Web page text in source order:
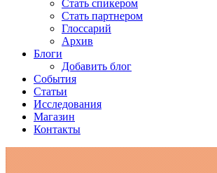
Стать спикером
Стать партнером
Глоссарий
Архив
Блоги
Добавить блог
События
Статьи
Исследования
Магазин
Контакты